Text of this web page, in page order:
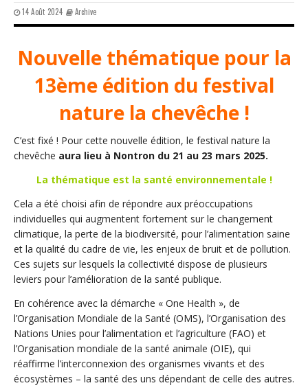
14 Août 2024 Archive
Nouvelle thématique pour la
13ème édition du festival
nature la chevêche !
C’est fixé ! Pour cette nouvelle édition, le festival nature la
chevêche aura lieu à Nontron du 21 au 23 mars 2025.
La thématique est la santé environnementale !
Cela a été choisi afin de répondre aux préoccupations
individuelles qui augmentent fortement sur le changement
climatique, la perte de la biodiversité, pour l’alimentation saine
et la qualité du cadre de vie, les enjeux de bruit et de pollution.
Ces sujets sur lesquels la collectivité dispose de plusieurs
leviers pour l’amélioration de la santé publique.
En cohérence avec la démarche « One Health », de
l’Organisation Mondiale de la Santé (OMS), l’Organisation des
Nations Unies pour l’alimentation et l’agriculture (FAO) et
l’Organisation mondiale de la santé animale (OIE), qui
réaffirme l’interconnexion des organismes vivants et des
écosystèmes – la santé des uns dépendant de celle des autres.